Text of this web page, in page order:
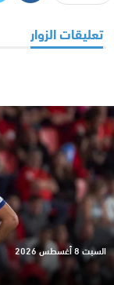
تعليقات الزوار
السبت 8 أغسطس 2026